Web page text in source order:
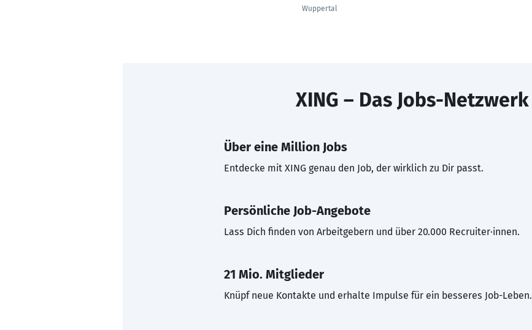
Wuppertal
XING – Das Jobs-Netzwerk
Über eine Million Jobs
Entdecke mit XING genau den Job, der wirklich zu Dir passt.
Persönliche Job-Angebote
Lass Dich finden von Arbeitgebern und über 20.000 Recruiter·innen.
21 Mio. Mitglieder
Knüpf neue Kontakte und erhalte Impulse für ein besseres Job-Leben.